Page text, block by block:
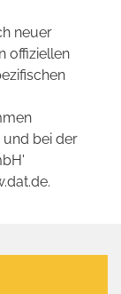
neuer
offiziellen
und bei der